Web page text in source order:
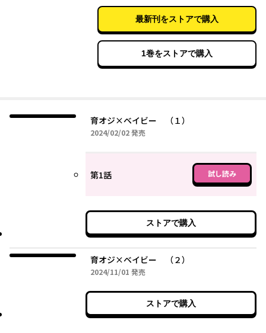
最新刊をストアで購入
1巻をストアで購入
育オジ×ベイビー （１）
2024/02/022024年02月02日
発売
第1話 試し読み
ストアで購入
育オジ×ベイビー （２）
2024/11/01 2024年11月01日
発売
ストアで購入